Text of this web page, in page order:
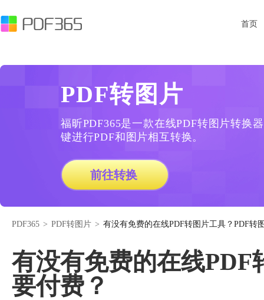
首页
PDF转图片
福昕PDF365是一款在线PDF转图片转换
键进行PDF和图片相互转换。
前往转换
PDF365 > PDF转图片 > 有没有免费的在线PDF转图片工具？PDF转
有没有免费的在线PDF
要付费？